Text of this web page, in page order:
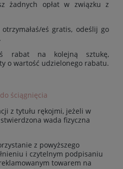
żadnych opłat w związku z
eś gratis, odeślij go
rabat na kolejną sztukę,
o wartość udzielonego rabatu.
ściągnięcia
z tytułu rękojmi, jeżeli w
wada fizyczna
z powyższego
i czytelnym podpisaniu
towarem na